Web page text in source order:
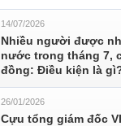
14/07/2026
Nhiều người được
nước trong tháng 7,
đồng: Điều kiện là
26/01/2026
Cựu tổng giám đốc